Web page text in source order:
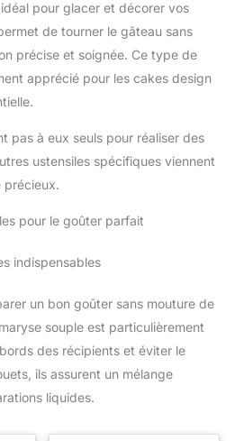
à l’intérieur CONCEPTION
du câble intégré facile à utiliser,
permet de gagner de la place
dans la cuisine
pour glacer et décorer vos
de tourner le gâteau sans
précise et soignée. Ce type de
apprécié pour les cakes design
pas à eux seuls pour réaliser des
ustensiles spécifiques viennent
précieux.
pour le goûter parfait
indispensables
un bon goûter sans mouture de
souple est particulièrement
des récipients et éviter le
ils assurent un mélange
liquides.